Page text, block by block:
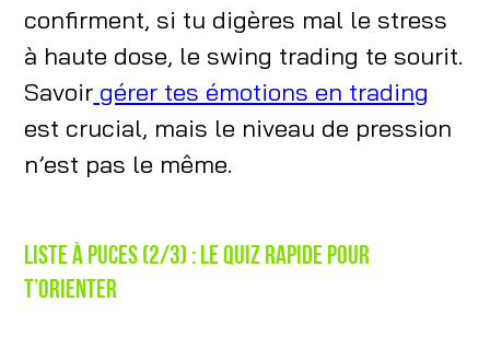
confirment, si tu digères mal le stress
à haute dose, le swing trading te sourit.
Savoir gérer tes émotions en trading
est crucial, mais le niveau de pression
n’est pas le même.
Liste à puces (2/3) : Le quiz rapide pour
t’orienter